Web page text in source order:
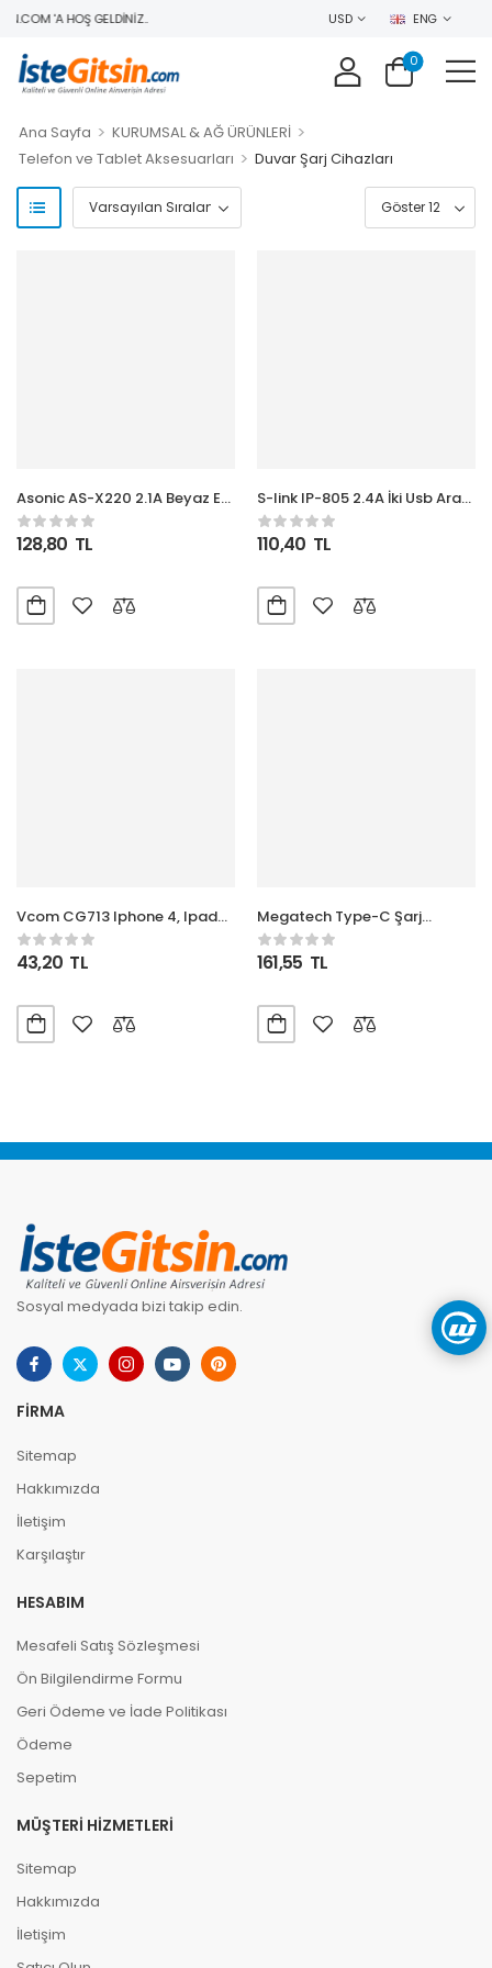
'A HOŞ GELDINIZ.. USD ENG
0
Ana Sayfa > KURUMSAL & AĞ ÜRÜNLERİ >
Telefon ve Tablet Aksesuarları > Duvar Şarj Cihazları
Asonic AS-X220 2.1A Beyaz Ev
Şarj Adaptörü
128,80 TL
S-link IP-805 2.4A İki Usb Araç
Şarj Cihazı
110,40 TL
Vcom CG713 Iphone 4, Ipad
2,vga Adaptör
43,20 TL
Megatech Type-C Şarj
Çakmaklık
161,55 TL
Sosyal medyada bizi takip edin.
FIRMA
Sitemap
Hakkımızda
İletişim
Karşılaştır
HESABIM
Mesafeli Satış Sözleşmesi
Ön Bilgilendirme Formu
Geri Ödeme ve İade Politikası
Ödeme
Sepetim
MÜŞTERI HIZMETLERI
Sitemap
Hakkımızda
İletişim